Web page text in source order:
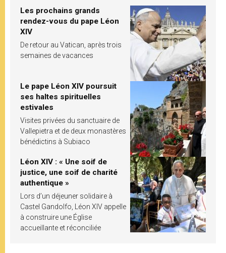
Les prochains grands
rendez-vous du pape Léon
XIV
De retour au Vatican, après trois
semaines de vacances
Le pape Léon XIV poursuit
ses haltes spirituelles
estivales
Visites privées du sanctuaire de
Vallepietra et de deux monastères
bénédictins à Subiaco
Léon XIV : « Une soif de
justice, une soif de charité
authentique »
Lors d’un déjeuner solidaire à
Castel Gandolfo, Léon XIV appelle
à construire une Église
accueillante et réconciliée